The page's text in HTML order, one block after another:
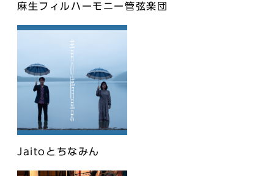
麻生フィルハーモニー管弦楽団
Jaitoとちなみん